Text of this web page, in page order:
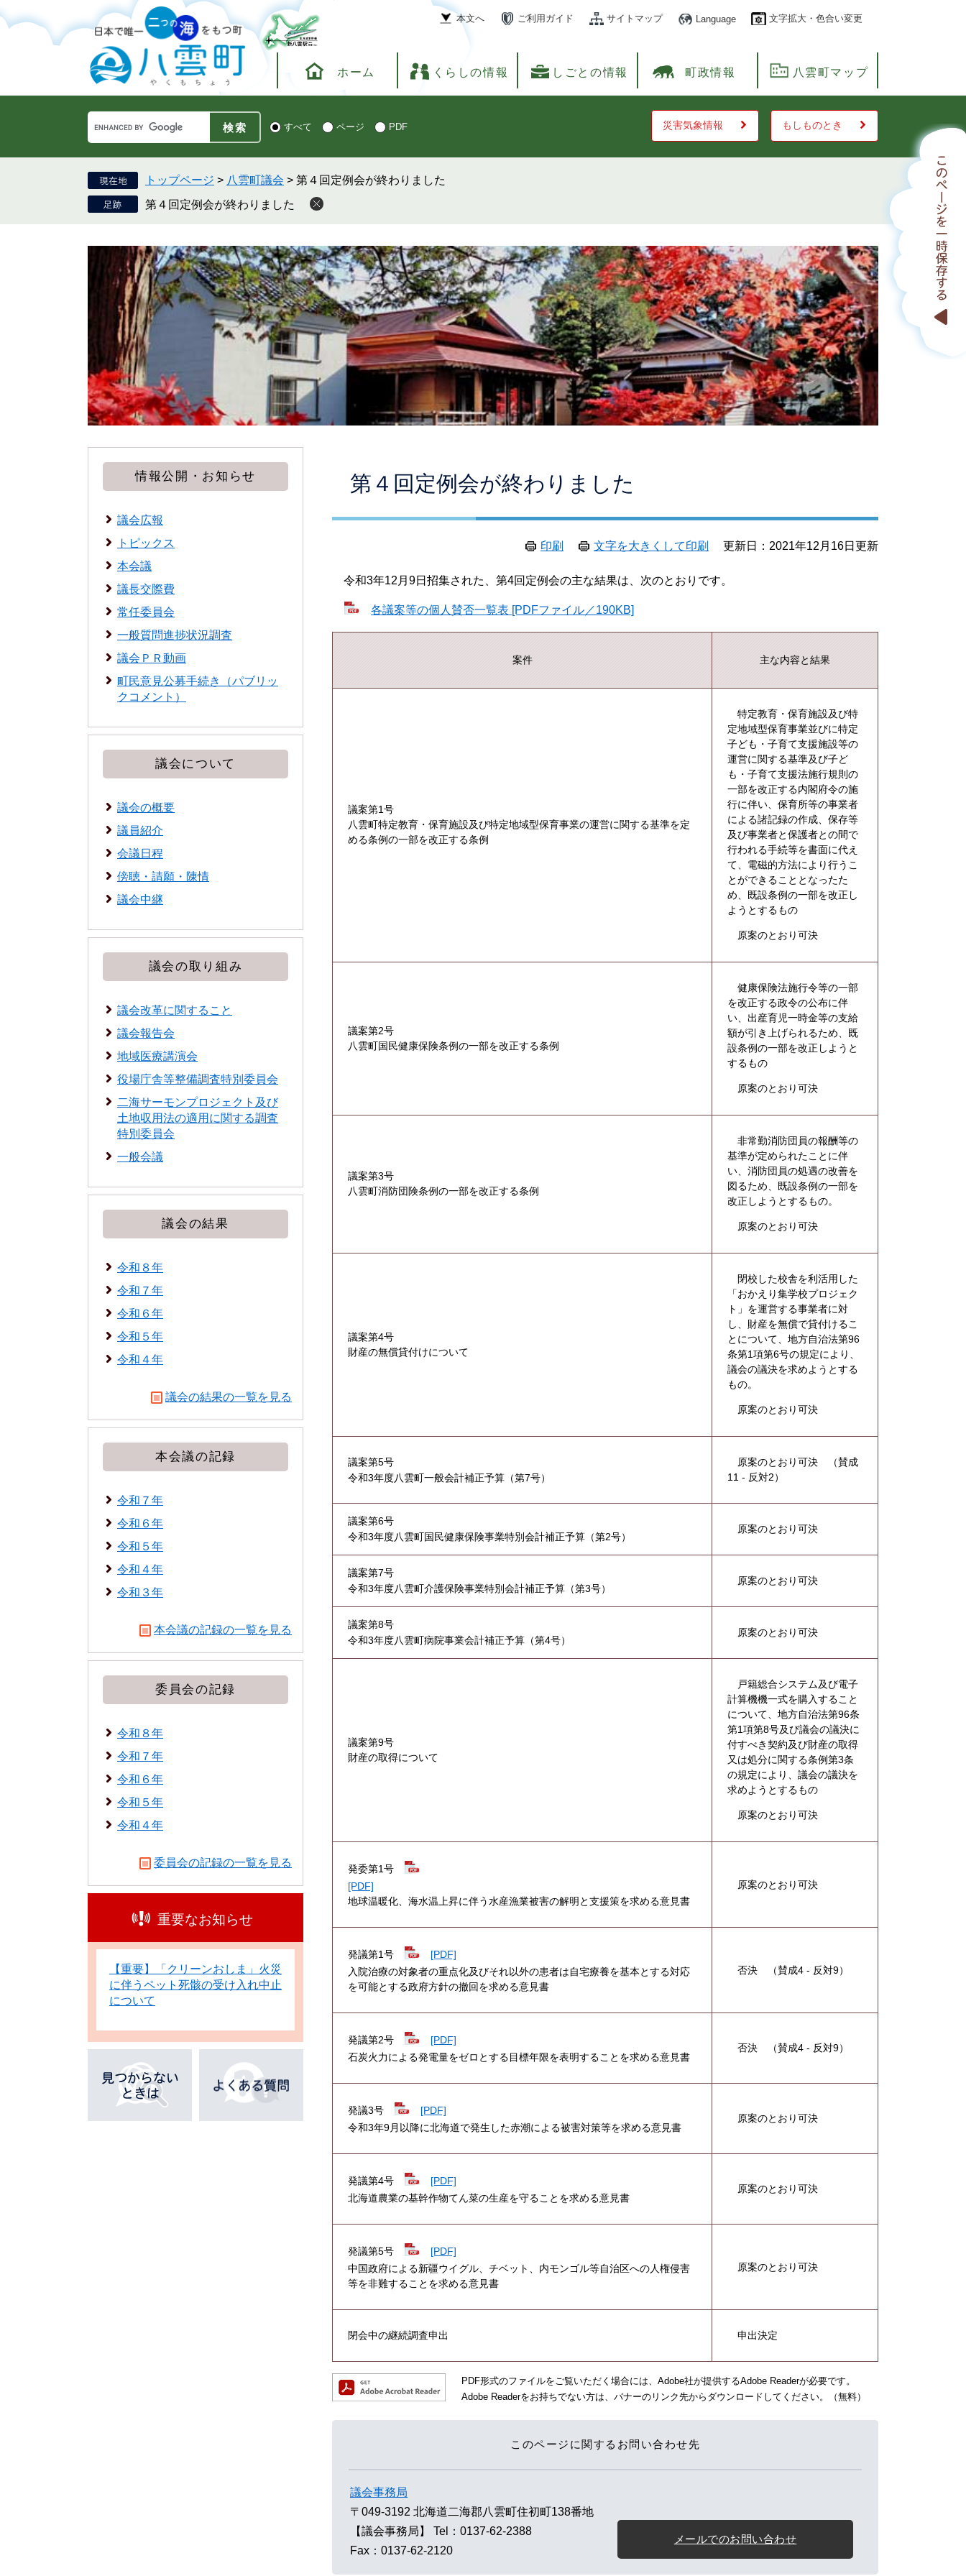
ー
で
ニ
ば
文
本文へ ご利用ガイド サイトマップ Language 文字拡大・色合い変更
ホーム くらしの情報 しごとの情報 町政情報 八雲町マップ
Google
カ
ス
タ
ム
検
検 すべて ページ PDF 災害気象情報 もしものとき
トップページ > 八雲町議会 > 第４回定例会が終わりました
第４回定例会が終わりました
第４回定例会が終わりました
印刷 文字を大きくして印刷 更新日：2021年12月16日更新
令和3年12月9日招集された、第4回定例会の主な結果は、次のとおりです。
各議案等の個人賛否一覧表 [PDFファイル／190KB]
案件 主な内容と結果
議案第1号
八雲町特定教育・保育施設及び特定地域型保育事業の運営に関する基準を定
める条例の一部を改正する条例
特定教育・保育施設及び特
定地域型保育事業並びに特定
子ども・子育て支援施設等の
運営に関する基準及び子ど
も・子育て支援法施行規則の
一部を改正する内閣府令の施
行に伴い、保育所等の事業者
による諸記録の作成、保存等
及び事業者と保護者との間で
行われる手続等を書面に代え
て、電磁的方法により行うこ
とができることとなったた
め、既設条例の一部を改正し
ようとするもの
原案のとおり可決
議案第2号
八雲町国民健康保険条例の一部を改正する条例
健康保険法施行令等の一部
を改正する政令の公布に伴
い、出産育児一時金等の支給
額が引き上げられるため、既
設条例の一部を改正しようと
するもの
原案のとおり可決
議案第3号
八雲町消防団険条例の一部を改正する条例
非常勤消防団員の報酬等の
基準が定められたことに伴
い、消防団員の処遇の改善を
図るため、既設条例の一部を
改正しようとするもの。
原案のとおり可決
議案第4号
財産の無償貸付けについて
閉校した校舎を利活用した
「おかえり集学校プロジェク
ト」を運営する事業者に対
し、財産を無償で貸付けるこ
とについて、地方自治法第96
条第1項第6号の規定により、
議会の議決を求めようとする
もの。
原案のとおり可決
議案第5号
令和3年度八雲町一般会計補正予算（第7号）
原案のとおり可決 （賛成
11 - 反対2）
議案第6号
令和3年度八雲町国民健康保険事業特別会計補正予算（第2号）
原案のとおり可決
議案第7号
令和3年度八雲町介護保険事業特別会計補正予算（第3号）
原案のとおり可決
議案第8号
令和3年度八雲町病院事業会計補正予算（第4号）
原案のとおり可決
議案第9号
財産の取得について
戸籍総合システム及び電子
計算機機一式を購入すること
について、地方自治法第96条
第1項第8号及び議会の議決に
付すべき契約及び財産の取得
又は処分に関する条例第3条
の規定により、議会の議決を
求めようとするもの
原案のとおり可決
発委第1号
[PDF]
地球温暖化、海水温上昇に伴う水産漁業被害の解明と支援策を求める意見書
原案のとおり可決
発議第1号
[PDF]
入院治療の対象者の重点化及びそれ以外の患者は自宅療養を基本とする対応
を可能とする政府方針の撤回を求める意見書
否決 （賛成4 - 反対9）
発議第2号
[PDF]
石炭火力による発電量をゼロとする目標年限を表明することを求める意見書
否決 （賛成4 - 反対9）
発議3号
[PDF]
令和3年9月以降に北海道で発生した赤潮による被害対策等を求める意見書
原案のとおり可決
発議第4号
[PDF]
北海道農業の基幹作物てん菜の生産を守ることを求める意見書
原案のとおり可決
発議第5号
[PDF]
中国政府による新疆ウイグル、チベット、内モンゴル等自治区への人権侵害
等を非難することを求める意見書
原案のとおり可決
閉会中の継続調査申出 申出決定
PDF形式のファイルをご覧いただく場合には、Adobe社が提供するAdobe Readerが必要です。
Adobe Readerをお持ちでない方は、バナーのリンク先からダウンロードしてください。（無料）
このページに関するお問い合わせ先
議会事務局
〒049-3192 北海道二海郡八雲町住初町138番地
【議会事務局】
Tel：0137-62-2388
Fax：0137-62-2120
メールでのお問い合わせ
情報公開・お知らせ
議会広報
トピックス
本会議
議長交際費
常任委員会
一般質問進捗状況調査
議会ＰＲ動画
町民意見公募手続き（パブリッ
クコメント）
議会について
議会の概要
議員紹介
会議日程
傍聴・請願・陳情
議会中継
議会の取り組み
議会改革に関すること
議会報告会
地域医療講演会
役場庁舎等整備調査特別委員会
二海サーモンプロジェクト及び
土地収用法の適用に関する調査
特別委員会
一般会議
議会の結果
令和８年
令和７年
令和６年
令和５年
令和４年
議会の結果の一覧を見る
本会議の記録
令和７年
令和６年
令和５年
令和４年
令和３年
本会議の記録の一覧を見る
委員会の記録
令和８年
令和７年
令和６年
令和５年
令和４年
委員会の記録の一覧を見る
重要なお知らせ
【重要】「クリーンおしま」火災
に伴うペット死骸の受け入れ中止
について